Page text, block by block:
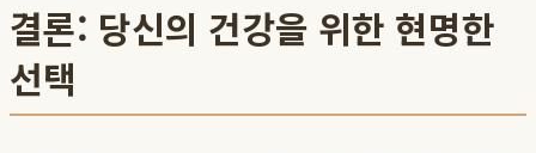
결론: 당신의 건강을 위한 현명한
선택